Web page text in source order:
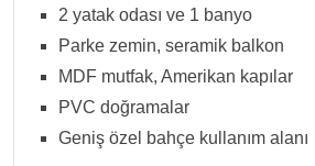
2 yatak odası ve 1 banyo
Parke zemin, seramik balkon
MDF mutfak, Amerikan kapılar
PVC doğramalar
Geniş özel bahçe kullanım alanı